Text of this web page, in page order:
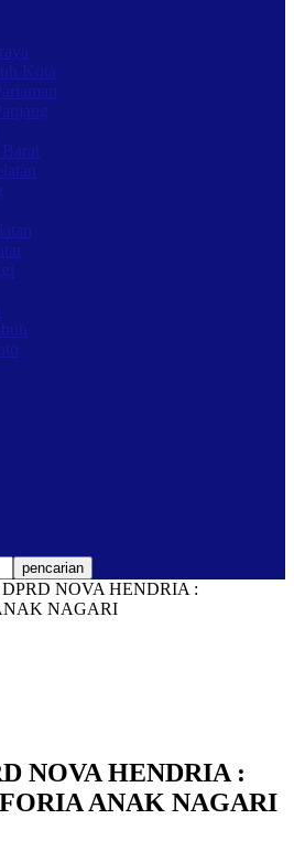
Kota
NOVA HENDRIA :
NAGARI
NOVA HENDRIA :
ANAK NAGARI